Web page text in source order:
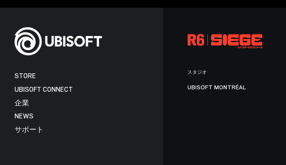
STORE
UBISOFT CONNECT
企業
NEWS
サポート
スタジオ
UBISOFT MONTRÉAL